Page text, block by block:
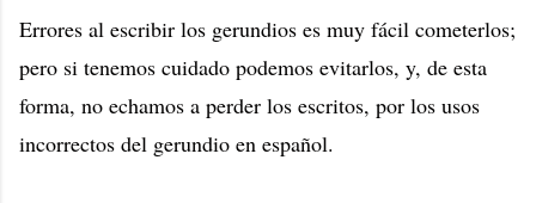
Errores al escribir los gerundios es muy fácil cometerlos;
pero si tenemos cuidado podemos evitarlos, y, de esta
forma, no echamos a perder los escritos, por los usos
incorrectos del gerundio en español.